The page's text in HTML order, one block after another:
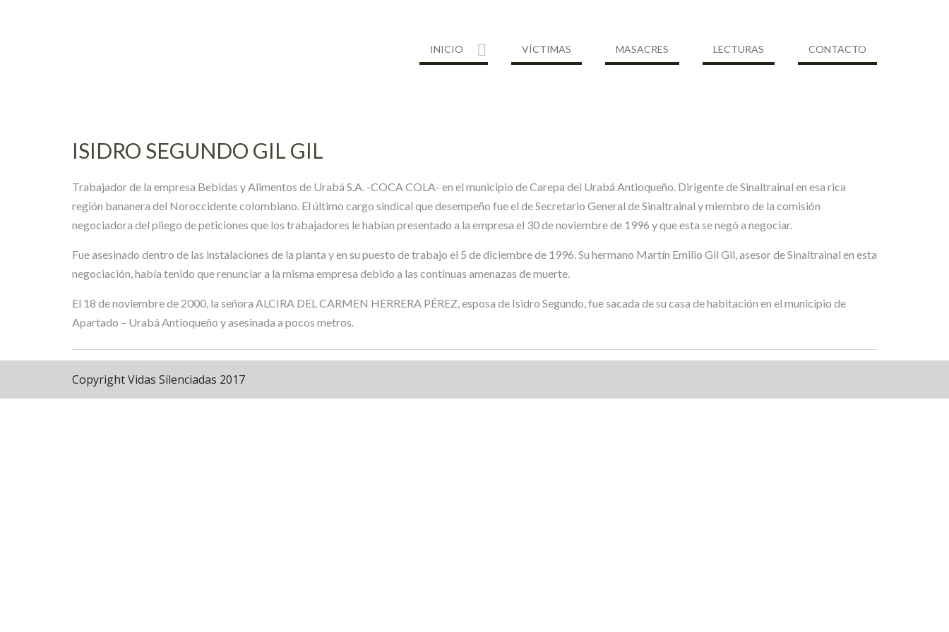
INICIO VÍCTIMAS MASACRES LECTURAS CONTACTO
ISIDRO SEGUNDO GIL GIL
Trabajador de la empresa Bebidas y Alimentos de Urabá S.A. -COCA COLA- en el municipio de Carepa del Urabá Antioqueño. Dirigente de Sinaltrainal en esa rica
región bananera del Noroccidente colombiano. El último cargo sindical que desempeño fue el de Secretario General de Sinaltrainal y miembro de la comisión
negociadora del pliego de peticiones que los trabajadores le habían presentado a la empresa el 30 de noviembre de 1996 y que esta se negó a negociar.
Fue asesinado dentro de las instalaciones de la planta y en su puesto de trabajo el 5 de diciembre de 1996. Su hermano Martín Emilio Gil Gil, asesor de Sinaltrainal en esta
negociación, había tenido que renunciar a la misma empresa debido a las continuas amenazas de muerte.
El 18 de noviembre de 2000, la señora ALCIRA DEL CARMEN HERRERA PÉREZ, esposa de Isidro Segundo, fue sacada de su casa de habitación en el municipio de
Apartado – Urabá Antioqueño y asesinada a pocos metros.
Copyright Vidas Silenciadas 2017